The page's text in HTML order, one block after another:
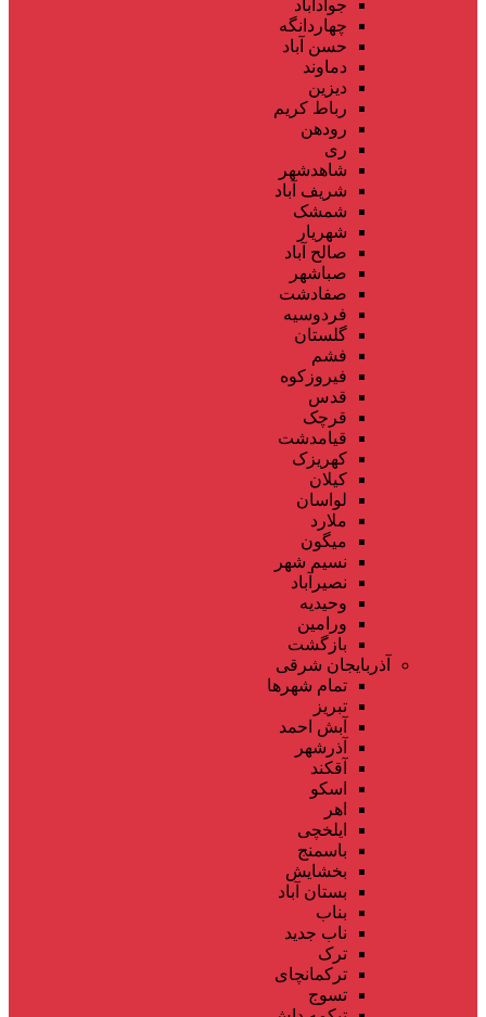
جوادآباد
چهاردانگه
حسن آباد
دماوند
دیزین
رباط کریم
رودهن
ری
شاهدشهر
شریف آباد
شمشک
شهریار
صالح آباد
صباشهر
صفادشت
فردوسیه
گلستان
فشم
فیروزکوه
قدس
قرچک
قیامدشت
کهریزک
کیلان
لواسان
ملارد
میگون
نسیم شهر
نصیرآباد
وحیدیه
ورامین
بازگشت
آذربایجان شرقی
تمام شهر‌ها
تبریز
آبش احمد
آذرشهر
آقکند
اسکو
اهر
ایلخچی
باسمنج
بخشایش
بستان آباد
بناب
ناب جدید
ترک
ترکمانچای
تسوج